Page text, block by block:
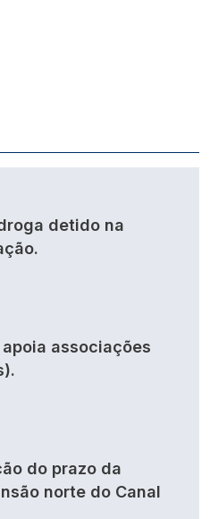
detido na
associações
do prazo da
norte do Canal